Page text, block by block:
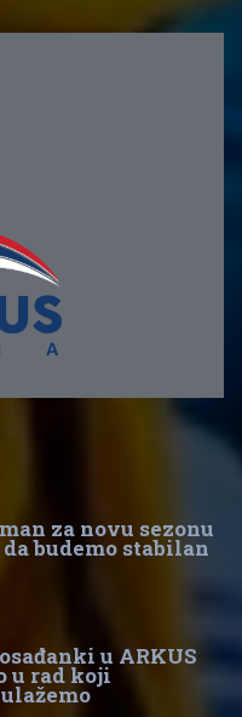
za novu sezonu
budemo stabilan
u ARKUS
u rad koji